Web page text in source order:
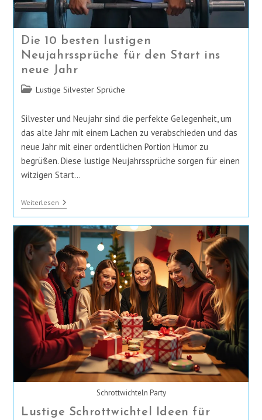
Die 10 besten lustigen
Neujahrssprüche für den Start ins
neue Jahr
Beitrags-Lustige Silvester Sprüche
Silvester und Neujahr sind die perfekte Gelegenheit, um
das alte Jahr mit einem Lachen zu verabschieden und das
neue Jahr mit einer ordentlichen Portion Humor zu
begrüßen. Diese lustige Neujahrssprüche sorgen für einen
witzigen Start…
WeiterlesenDie
10
Lustigen
Neujahrssprüche
Für
Den
Start
Ins
Neue
Jahr
Schrottwichteln Party
Lustige Schrottwichtel Ideen für